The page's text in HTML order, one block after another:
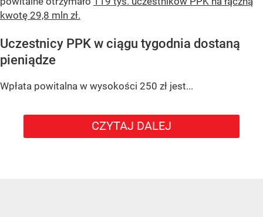
kwotę 29,8 mln zł.
Uczestnicy PPK w ciągu tygodnia dostaną
pieniądze
Wpłata powitalna w wysokości 250 zł jest...
CZYTAJ DALEJ